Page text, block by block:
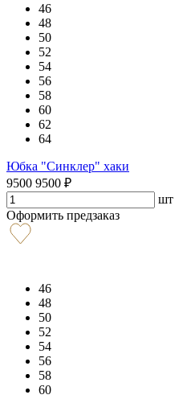
46
48
50
52
54
56
58
60
62
64
Юбка "Синклер" хаки
9500 9500 ₽
шт
Оформить предзаказ
46
48
50
52
54
56
58
60